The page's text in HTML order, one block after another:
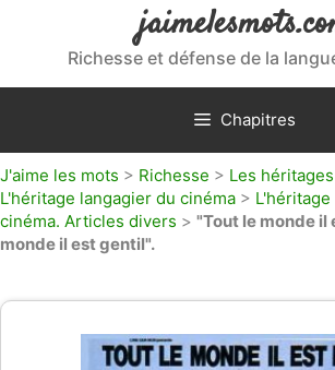
Richesse et défense de la
Chapitres
J'aime les mots > Richesse > Les
L'héritage langagier du cinéma >
cinéma. Articles divers > "Tout le monde il
monde il est gentil".